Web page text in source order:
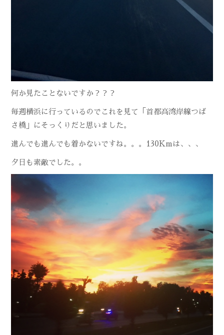
何か見たことないですか？？？
毎週横浜に行っているのでこれを見て「首都高湾岸線つば
さ橋」にそっくりだと思いました。
進んでも進んでも着かないですね。。。130Kmは、、、
夕日も素敵でした。。